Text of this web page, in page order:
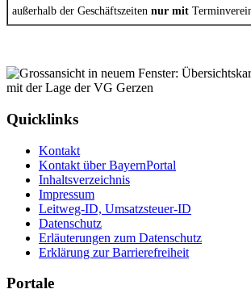
außerhalb der Geschäftszeiten nur mit
Quicklinks
Kontakt
Kontakt über BayernPortal
Inhaltsverzeichnis
Impressum
Leitweg-ID, Umsatzsteuer-ID
Datenschutz
Erläuterungen zum Datenschutz
Erklärung zur Barrierefreiheit
Portale